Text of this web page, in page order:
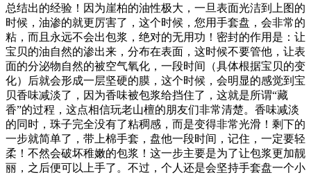
总结出的经验！因为崖柏的油性极大，一旦表面光洁到上图的
时候，油渗的就更厉害了，这个时候，您用手套盘，会非常的
粘，而且永远不会出包浆，绝对的无用功！密封的作用是：让
宝贝的油自然的渗出来，分布在表面，这时候不要管他，让表
面的分泌物自然的被空气氧化，一段时间（具体根据宝贝的变
化）后就会形成一层坚硬的膜，这个时候，会明显的感觉到宝
贝香味减淡了，因为香味被包浆给挡住了，这就是所谓“藏
香”的过程，这点相信玩老山檀的朋友们非常清楚。香味减淡
的同时，珠子完全没有了粘稠感，而是变得非常光滑！剩下的
一步就简单了，带上棉手套，盘他一段时间，记住，一定要轻
柔！不然会破坏稚嫩的包浆！这一步主要是为了让包浆更加靓
丽，之后便可以上手了。不过，个人还是会坚持手套盘一个小